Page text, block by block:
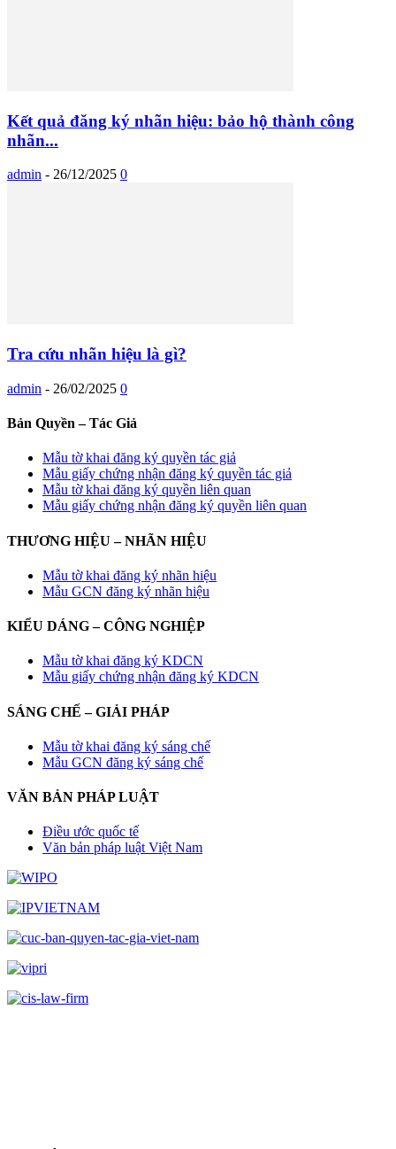
Kết quả đăng ký nhãn hiệu: bảo hộ thành công
nhãn...
admin - 26/12/2025 0
Tra cứu nhãn hiệu là gì?
admin - 26/02/2025 0
Bản Quyền – Tác Giả
Mẫu tờ khai đăng ký quyền tác giả
Mẫu giấy chứng nhận đăng ký quyền tác giả
Mẫu tờ khai đăng ký quyền liên quan
Mẫu giấy chứng nhận đăng ký quyền liên quan
THƯƠNG HIỆU – NHÃN HIỆU
Mẫu tờ khai đăng ký nhãn hiệu
Mẫu GCN đăng ký nhãn hiệu
KIỂU DÁNG – CÔNG NGHIỆP
Mẫu tờ khai đăng ký KDCN
Mẫu giấy chứng nhận đăng ký KDCN
SÁNG CHẾ – GIẢI PHÁP
Mẫu tờ khai đăng ký sáng chế
Mẫu GCN đăng ký sáng chế
VĂN BẢN PHÁP LUẬT
Điều ước quốc tế
Văn bản pháp luật Việt Nam